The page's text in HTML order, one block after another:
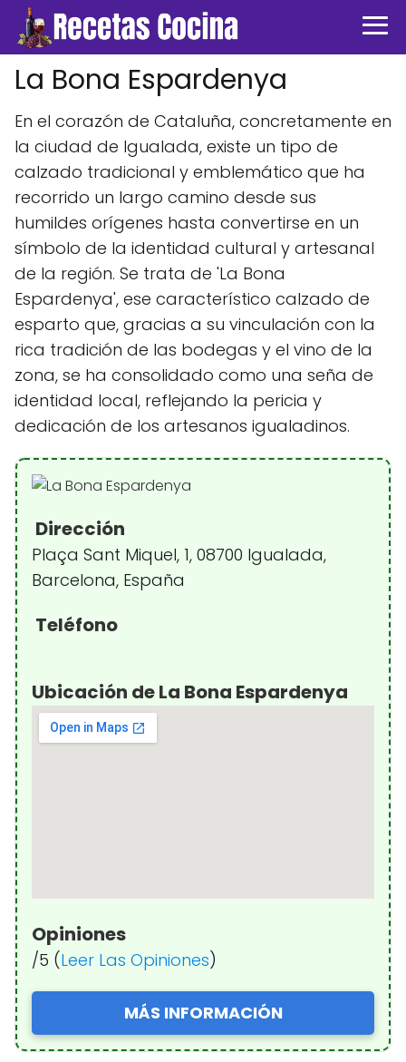
La Bona Espardenya
En el corazón de Cataluña, concretamente en
la ciudad de Igualada, existe un tipo de
calzado tradicional y emblemático que ha
recorrido un largo camino desde sus
humildes orígenes hasta convertirse en un
símbolo de la identidad cultural y artesanal
de la región. Se trata de 'La Bona
Espardenya', ese característico calzado de
esparto que, gracias a su vinculación con la
rica tradición de las bodegas y el vino de la
zona, se ha consolidado como una seña de
identidad local, reflejando la pericia y
dedicación de los artesanos igualadinos.
Dirección
Plaça Sant Miquel, 1, 08700 Igualada,
Barcelona, España
Teléfono
Ubicación de La Bona Espardenya
Opiniones
/5 (Leer Las Opiniones)
MÁS INFORMACIÓN